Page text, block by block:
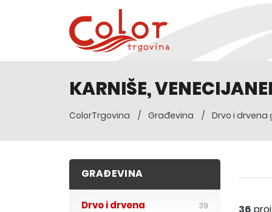
KARNIŠE,
ColorTrgovina Građevina Drvo i
GRAĐEVINA
Drvo i drvena
39